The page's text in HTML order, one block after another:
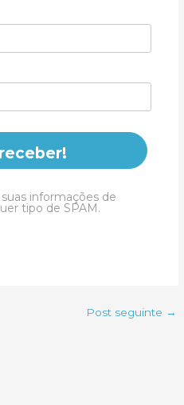
informações de
tipo de SPAM.
Post seguinte →